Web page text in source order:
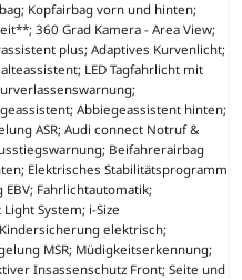
Kopfairbag vorn und hinten;
360 Grad Kamera - Area View;
plus; Adaptives Kurvenlicht;
LED Tagfahrlicht mit
Abbiegeassistent hinten;
ASR; Audi connect Notruf &
Beifahrerairbag
Elektrisches Stabilitätsprogramm
Fahrlichtautomatik;
System; i-Size
elektrisch;
MSR; Müdigkeitserkennung;
Insassenschutz Front; Seite und